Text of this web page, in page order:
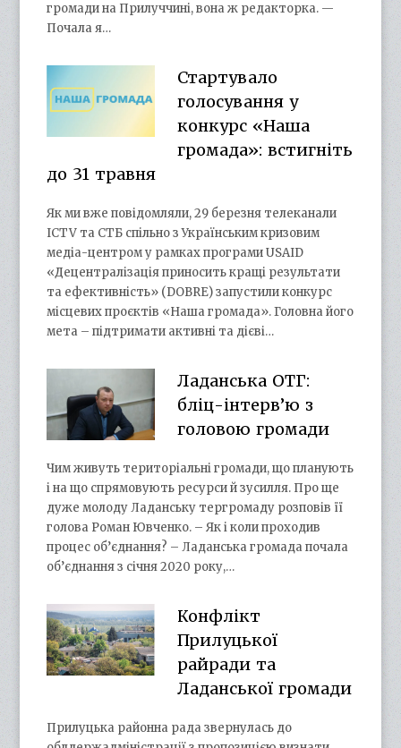
громади на Прилуччині, вона ж редакторка. —
Почала я…
Стартувало
голосування у
конкурс «Наша
громада»: встигніть
до 31 травня
Як ми вже повідомляли, 29 березня телеканали
ICTV та СТБ спільно з Українським кризовим
медіа-центром у рамках програми USAID
«Децентралізація приносить кращі результати
та ефективність» (DOBRE) запустили конкурс
місцевих проєктів «Наша громада». Головна його
мета – підтримати активні та дієві…
Ладанська ОТГ:
бліц-інтерв’ю з
головою громади
Чим живуть територіальні громади, що планують
і на що спрямовують ресурси й зусилля. Про ще
дуже молоду Ладанську тергромаду розповів її
голова Роман Ювченко. – Як і коли проходив
процес об’єднання? – Ладанська громада почала
об’єднання з січня 2020 року,…
Конфлікт
Прилуцької
райради та
Ладанської громади
Прилуцька районна рада звернулась до